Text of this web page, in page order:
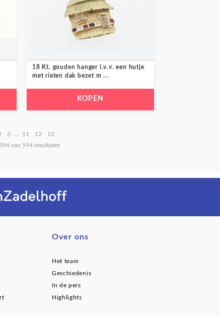
18 Kt. gouden hanger i.v.v. een hutje
met rieten dak bezet m ...
KOPEN
3 11 12
13
van 594 resultaten
Over ons
Het team
Geschiedenis
In de pers
Highlights